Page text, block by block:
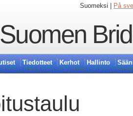
Suomeksi | På
Suomen
Tiedotteet Kerhot Hallinto